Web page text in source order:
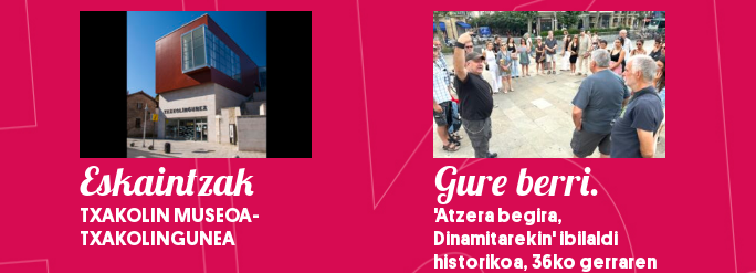
Eskaintzak
TXAKOLIN MUSEOA-
TXAKOLINGUNEA
Gure berri.
'Atzera begira,
Dinamitarekin' ibilaldi
historikoa, 36ko gerraren